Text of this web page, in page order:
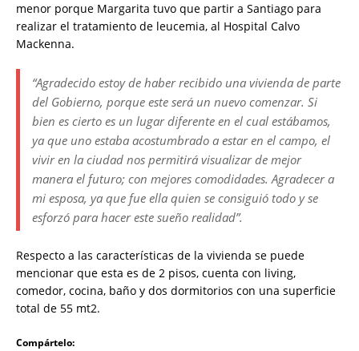
menor porque Margarita tuvo que partir a Santiago para
realizar el tratamiento de leucemia, al Hospital Calvo
Mackenna.
“Agradecido estoy de haber recibido una vivienda de parte
del Gobierno, porque este será un nuevo comenzar. Si
bien es cierto es un lugar diferente en el cual estábamos,
ya que uno estaba acostumbrado a estar en el campo, el
vivir en la ciudad nos permitirá visualizar de mejor
manera el futuro; con mejores comodidades. Agradecer a
mi esposa, ya que fue ella quien se consiguió todo y se
esforzó para hacer este sueño realidad”.
Respecto a las características de la vivienda se puede
mencionar que esta es de 2 pisos, cuenta con living,
comedor, cocina, baño y dos dormitorios con una superficie
total de 55 mt2.
Compártelo: